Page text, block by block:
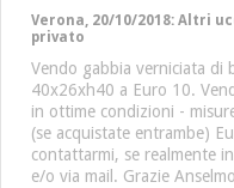
Verona, 20/10/2018: Altri
privato
Vendo gabbia verniciata di
40x26xh40 a Euro 10.
in ottime condizioni -
(se acquistate entrambe)
contattarmi, se realmente
e/o via mail. Grazie Anselmo